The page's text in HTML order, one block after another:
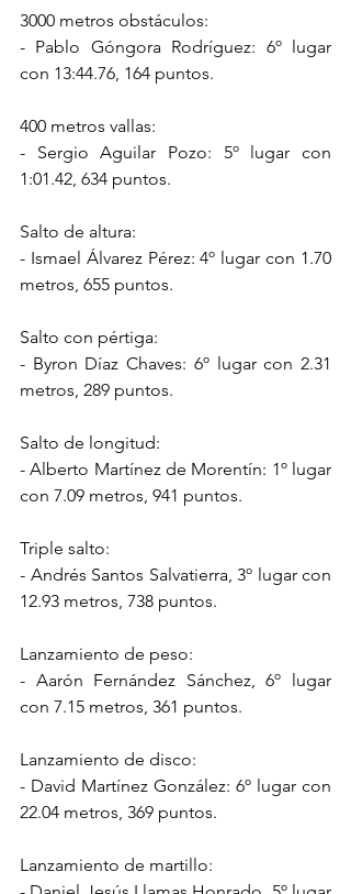
3000 metros obstáculos:
- Pablo Góngora Rodríguez: 6º lugar
con 13:44.76, 164 puntos.
400 metros vallas:
- Sergio Aguilar Pozo: 5º lugar con
1:01.42, 634 puntos.
Salto de altura:
- Ismael Álvarez Pérez: 4º lugar con 1.70
metros, 655 puntos.
Salto con pértiga:
- Byron Díaz Chaves: 6º lugar con 2.31
metros, 289 puntos.
Salto de longitud:
- Alberto Martínez de Morentín: 1º lugar
con 7.09 metros, 941 puntos.
Triple salto:
- Andrés Santos Salvatierra, 3º lugar con
12.93 metros, 738 puntos.
Lanzamiento de peso:
- Aarón Fernández Sánchez, 6º lugar
con 7.15 metros, 361 puntos.
Lanzamiento de disco:
- David Martínez González: 6º lugar con
22.04 metros, 369 puntos.
Lanzamiento de martillo: